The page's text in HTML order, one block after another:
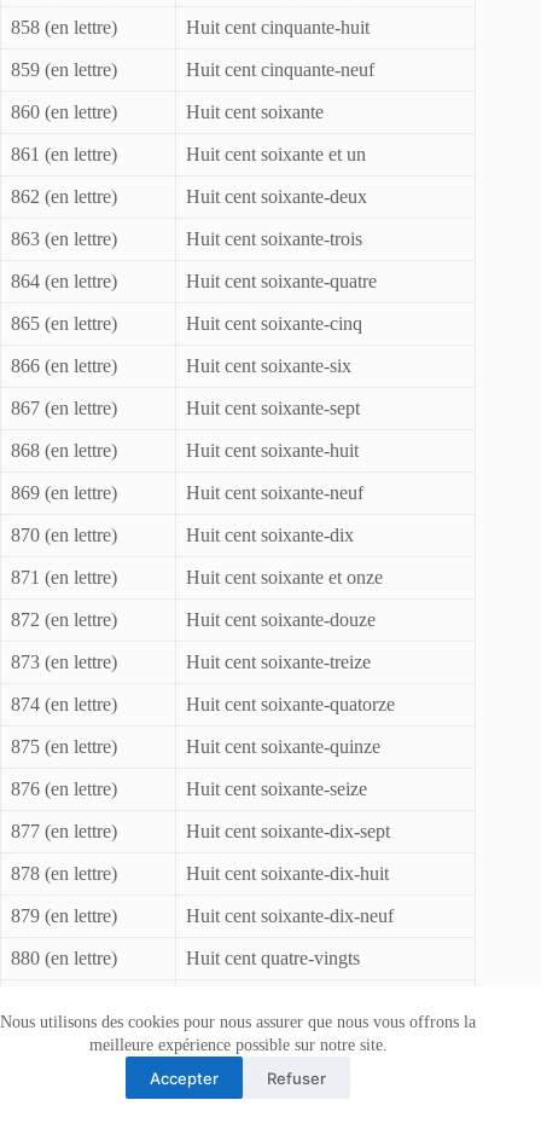
Nous utilisons des cookies pour nous assurer que nous vous offrons la
meilleure expérience possible sur notre site.
Accepter Refuser
858 (en lettre) Huit cent cinquante-huit
859 (en lettre) Huit cent cinquante-neuf
860 (en lettre) Huit cent soixante
861 (en lettre) Huit cent soixante et un
862 (en lettre) Huit cent soixante-deux
863 (en lettre) Huit cent soixante-trois
864 (en lettre) Huit cent soixante-quatre
865 (en lettre) Huit cent soixante-cinq
866 (en lettre) Huit cent soixante-six
867 (en lettre) Huit cent soixante-sept
868 (en lettre) Huit cent soixante-huit
869 (en lettre) Huit cent soixante-neuf
870 (en lettre) Huit cent soixante-dix
871 (en lettre) Huit cent soixante et onze
872 (en lettre) Huit cent soixante-douze
873 (en lettre) Huit cent soixante-treize
874 (en lettre) Huit cent soixante-quatorze
875 (en lettre) Huit cent soixante-quinze
876 (en lettre) Huit cent soixante-seize
877 (en lettre) Huit cent soixante-dix-sept
878 (en lettre) Huit cent soixante-dix-huit
879 (en lettre) Huit cent soixante-dix-neuf
880 (en lettre) Huit cent quatre-vingts
882 (en lettre) Huit cent quatre-vingt-deux
Huit cent quatre-vingt-trois